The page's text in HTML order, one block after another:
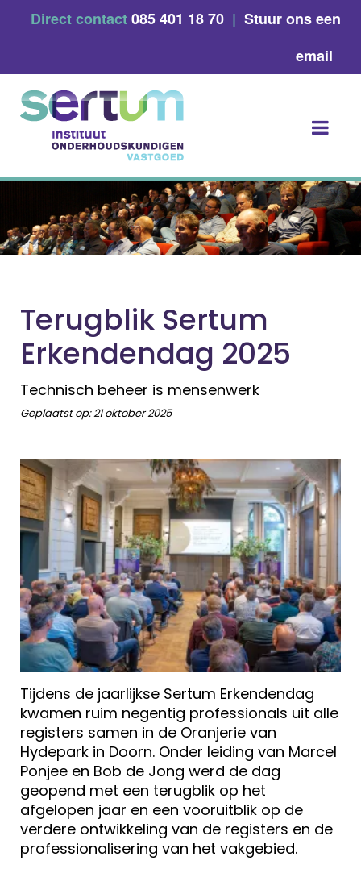
Direct contact085 401 18 70 | Stuur ons een
email
Terugblik Sertum
Erkendendag 2025
Technisch beheer is mensenwerk
Geplaatst op:21 oktober 2025
Tijdens de jaarlijkse Sertum Erkendendag
kwamen ruim negentig professionals uit alle
registers samen in de Oranjerie van
Hydepark in Doorn. Onder leiding van Marcel
Ponjee en Bob de Jong werd de dag
geopend met een terugblik op het
afgelopen jaar en een vooruitblik op de
verdere ontwikkeling van de registers en de
professionalisering van het vakgebied.